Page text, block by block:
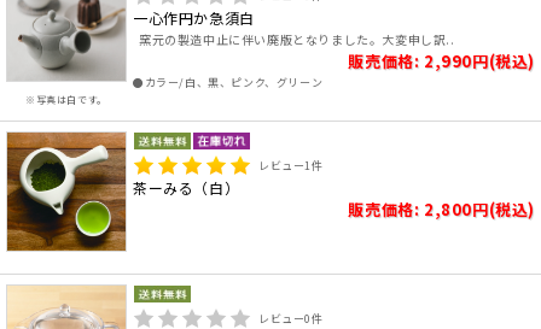
※写真は白です。
一心作円か急須白
窯元の製造中止に伴い廃版となりました。大変申し訳..
販売価格: 2,990円(税込)
●カラー/白、黒、ピンク、グリーン
レビュー1件
茶ーみる（白）
販売価格: 2,800円(税込)
レビュー0件